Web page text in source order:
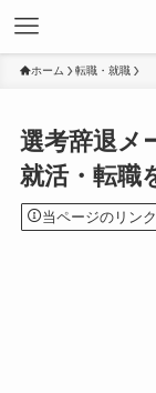
ホーム 転職・就職
選考辞退メ
就活・転職
当ページのリン